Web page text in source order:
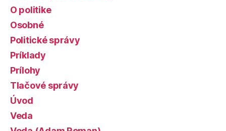
O politike
Osobné
Politické správy
Príklady
Prílohy
Tlačové správy
Úvod
Veda